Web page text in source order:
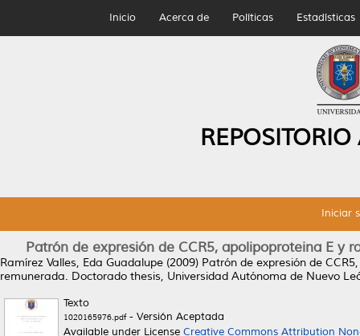
Inicio Acerca de Políticas Estadísticas
Iniciar
Patrón de expresión de CCR5, apolipoproteina E y
Ramírez Valles, Eda Guadalupe (2009) Patrón de expresión de
remunerada. Doctorado thesis, Universidad Autónoma de Nuevo
Texto
1020165976.pdf- Versión Aceptada
Available under License Creative Commons Attribution